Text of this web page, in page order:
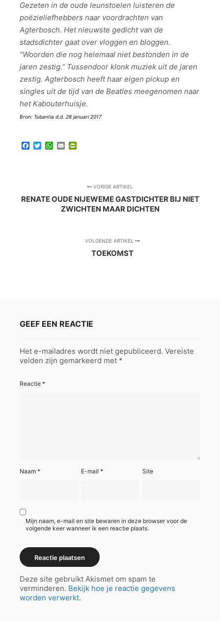
Gezeten in de oude leunstoelen luisteren de
poëzieliefhebbers naar voordrachten van
Agterbosch. Het nieuwste gedicht van de
stadsdichter gaat over vloggen en bloggen.
“Woorden die nog helemaal niet bestonden in de
jaren zestig.” Tussendoor klonk muziek uit de jaren
zestig. Agterbosch heeft haar eigen pickup en
singles uit de tijd van de Beatles meegenomen naar
het Kabouterhuisje.
Bron: Tubantia d.d. 28 januari 2017
Facebook
TwitterWhatsApp
Email
VORIGE ARTIKEL
RENATE OUDE NIJEWEME GASTDICHTER BIJ NIET
ZWICHTEN MAAR DICHTEN
VOLGENDE ARTIKEL
TOEKOMST
GEEF EEN REACTIE
Het e-mailadres wordt niet gepubliceerd. Vereiste
velden zijn gemarkeerd met *
Reactie *
Naam * E-mail* Site
Mijn naam, e-mail en site bewaren in deze browser voor de
volgende keer wanneer ik een reactie plaats.
Deze site gebruikt Akismet om spam te
verminderen. Bekijk hoe je reactie gegevens
worden verwerkt.